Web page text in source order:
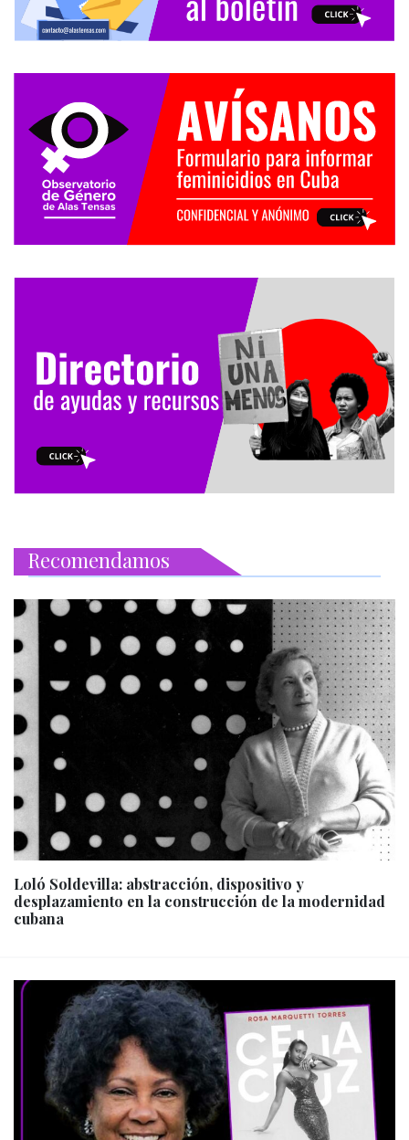
Recomendamos
Loló Soldevilla: abstracción, dispositivo y
desplazamiento en la construcción de la modernidad
cubana